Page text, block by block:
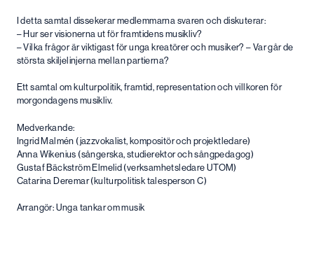
I detta samtal dissekerar medlemmarna svaren och diskuterar:
– Hur ser visionerna ut för framtidens musikliv?
– Vilka frågor är viktigast för unga kreatörer och musiker? – Var går de
största skiljelinjerna mellan partierna?
Ett samtal om kulturpolitik, framtid, representation och villkoren för
morgondagens musikliv.
Medverkande:
Ingrid Malmén (jazzvokalist, kompositör och projektledare)
Anna Wikenius (sångerska, studierektor och sångpedagog)
Gustaf Bäckström Elmelid (verksamhetsledare UTOM)
Catarina Deremar (kulturpolitisk talesperson C)
Arrangör: Unga tankar om musik